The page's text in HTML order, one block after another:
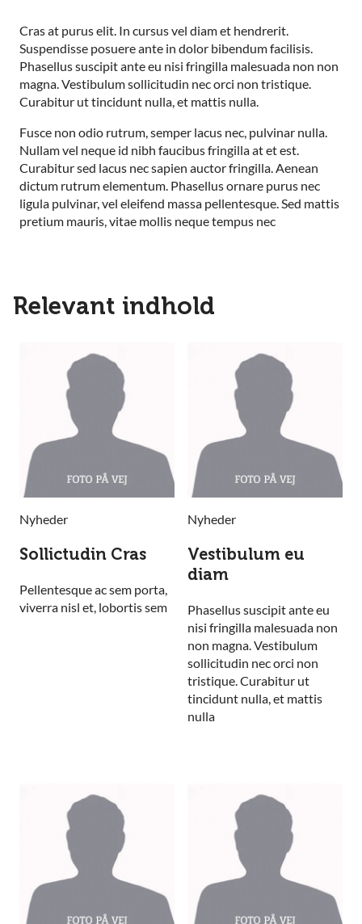
Cras at purus elit. In cursus vel diam et hendrerit.
Suspendisse posuere ante in dolor bibendum facilisis.
Phasellus suscipit ante eu nisi fringilla malesuada non non
magna. Vestibulum sollicitudin nec orci non tristique.
Curabitur ut tincidunt nulla, et mattis nulla.
Fusce non odio rutrum, semper lacus nec, pulvinar nulla.
Nullam vel neque id nibh faucibus fringilla at et est.
Curabitur sed lacus nec sapien auctor fringilla. Aenean
dictum rutrum elementum. Phasellus ornare purus nec
ligula pulvinar, vel eleifend massa pellentesque. Sed mattis
pretium mauris, vitae mollis neque tempus nec
Relevant indhold
Nyheder
Sollictudin Cras
Pellentesque ac sem porta,
viverra nisl et, lobortis sem
Nyheder
Vestibulum eu
diam
Phasellus suscipit ante eu
nisi fringilla malesuada non
non magna. Vestibulum
sollicitudin nec orci non
tristique. Curabitur ut
tincidunt nulla, et mattis
nulla